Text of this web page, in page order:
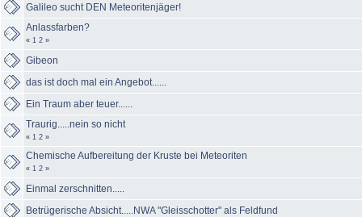
Galileo sucht DEN Meteoritenjäger!
Anlassfarben?
« 1 2 »
Gibeon
das ist doch mal ein Angebot......
Ein Traum aber teuer......
Traurig.....nein so nicht
« 1 2 »
Chemische Aufbereitung der Kruste bei Meteoriten
« 1 2 »
Einmal zerschnitten.....
Betrügerische Absicht.....NWA "Gleisschotter" als Feldfund